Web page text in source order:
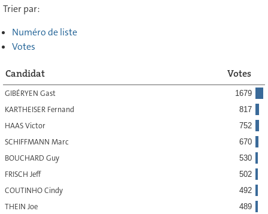
Trier par:
Numéro de liste
Votes
Candidat Votes
GIBÉRYEN Gast 1679
KARTHEISER Fernand 817
HAAS Victor 752
SCHIFFMANN Marc 670
BOUCHARD Guy 530
FRISCH Jeff 502
COUTINHO Cindy 492
THEIN Joe 489